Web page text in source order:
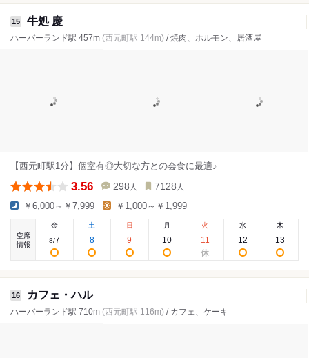
15 牛処 慶
ハーバーランド駅 457m (西元町駅 144m) / 焼肉、ホルモン、居酒屋
【西元町駅1分】個室有◎大切な方との会食に最適♪
3.56 298 人 7128 人
￥6,000～￥7,999 ￥1,000～￥1,999
空席
情報
金
8/7
土
8
日
9
月
10
火
11
水
12
木
13
16 カフェ・ハル
ハーバーランド駅 710m (西元町駅 116m) / カフェ、ケーキ